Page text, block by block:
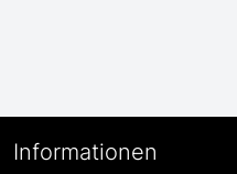
Informationen